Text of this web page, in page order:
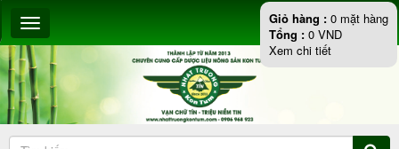
Giỏ hàng : 0 mặt hàng
Tổng : 0 VND
Xem chi tiết